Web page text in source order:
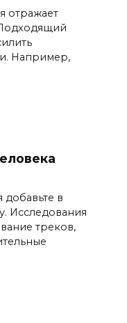
отражает
Например,
в
Исследования
треков,